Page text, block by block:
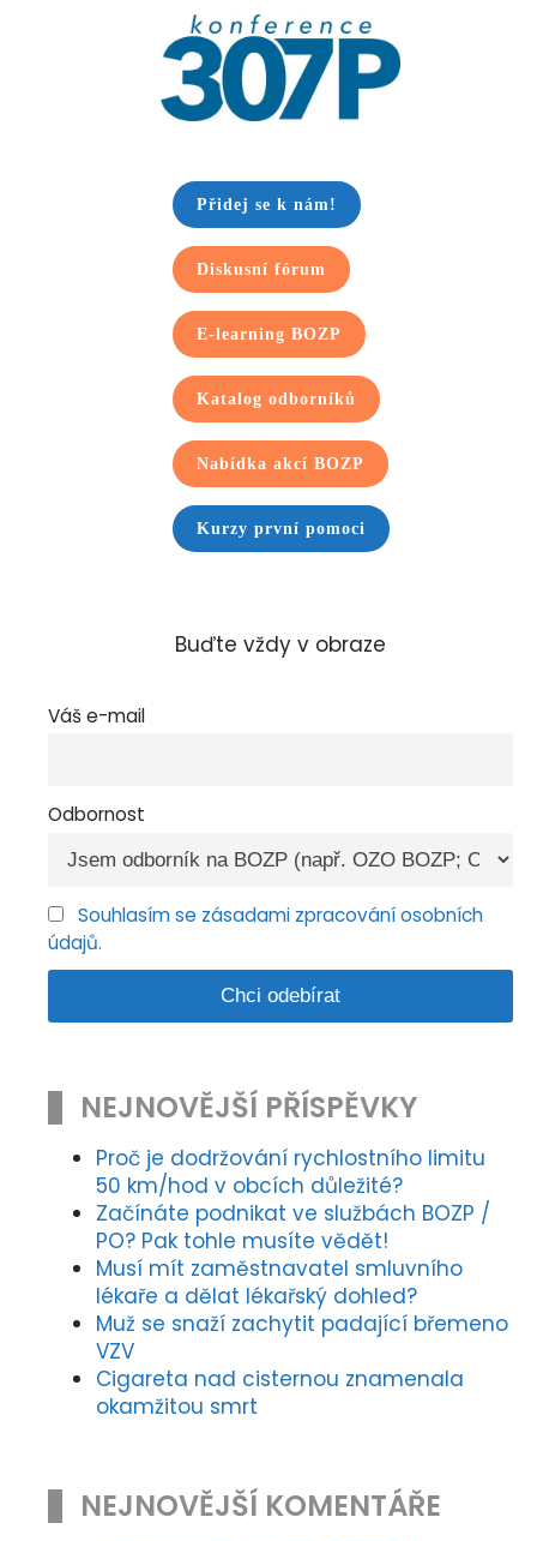
Přidej se k nám!
Diskusní fórum
E-learning BOZP
Katalog odborníků
Nabídka akcí BOZP
Kurzy první pomoci
Buďte vždy v obraze
Váš e-mail
Odbornost
Souhlasím se zásadami zpracování osobních
údajů.
NEJNOVĚJŠÍ PŘÍSPĚVKY
Proč je dodržování rychlostního limitu
50 km/hod v obcích důležité?
Začínáte podnikat ve službách BOZP /
PO? Pak tohle musíte vědět!
Musí mít zaměstnavatel smluvního
lékaře a dělat lékařský dohled?
Muž se snaží zachytit padající břemeno
VZV
Cigareta nad cisternou znamenala
okamžitou smrt
NEJNOVĚJŠÍ KOMENTÁŘE